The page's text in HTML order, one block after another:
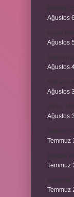
Ağustos
Ağustos
Ağustos
Ağustos
Ağustos
Temmuz
Temmuz
Temmuz